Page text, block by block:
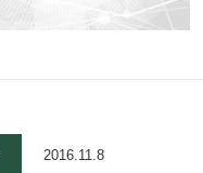
2016.11.8